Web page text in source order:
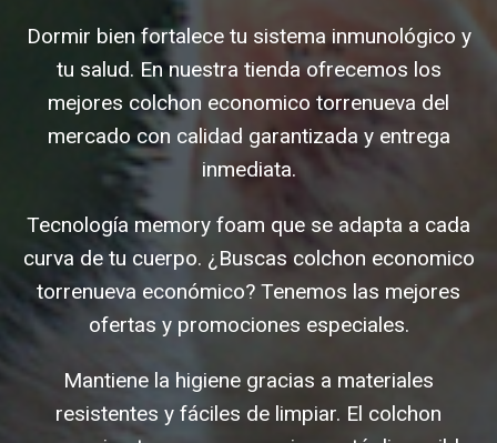
Dormir bien fortalece tu sistema inmunológico y
tu salud. En nuestra tienda ofrecemos los
mejores colchon economico torrenueva del
mercado con calidad garantizada y entrega
inmediata.
Tecnología memory foam que se adapta a cada
curva de tu cuerpo. ¿Buscas colchon economico
torrenueva económico? Tenemos las mejores
ofertas y promociones especiales.
Mantiene la higiene gracias a materiales
resistentes y fáciles de limpiar. El colchon